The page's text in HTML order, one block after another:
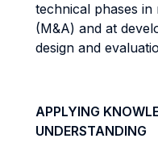
technical phases in
(M&A) and at
design and
APPLYING
UNDERSTANDING